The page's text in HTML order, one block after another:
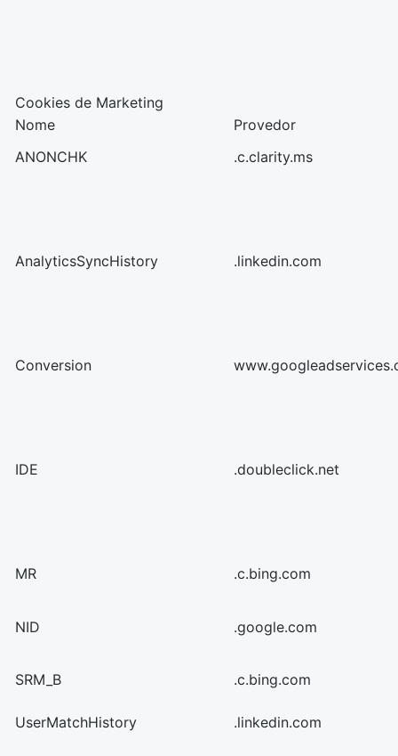
Cookies de Marketing
Nome
Provedor
ANONCHK
.c.clarity.ms
AnalyticsSyncHistory .linkedin.com
Conversion
IDE .doubleclick.net
MR .c.bing.com
NID .google.com
SRM_B .c.bing.com
UserMatchHistory .linkedin.com